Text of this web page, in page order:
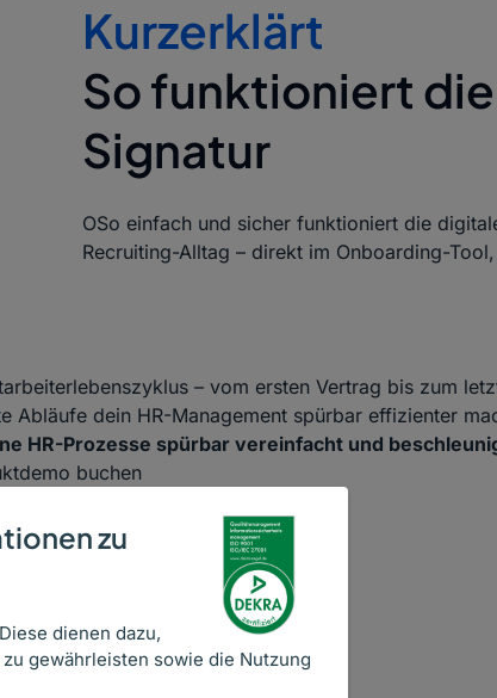
zu
dienen dazu,
gewährleisten sowie die Nutzung
Kurzerklärt
So funktioniert
Signatur
OSo einfach und sicher funktioniert die
Recruiting-Alltag – direkt im Onboarding-
– vom ersten Vertrag bis zum
Abläufe dein HR-Management spürbar effizienter
HR-Prozesse spürbar vereinfacht und
buchen